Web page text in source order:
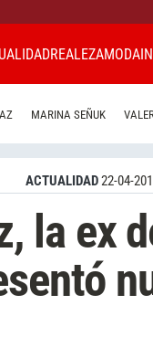
REALEZAMODA
MARINA SEÑUK
ACTUALIDAD22-04-
la ex